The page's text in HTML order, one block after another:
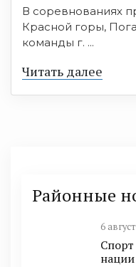
В соревнованиях
Красной горы,
команды г. ...
Читать далее
Районные
6
нации